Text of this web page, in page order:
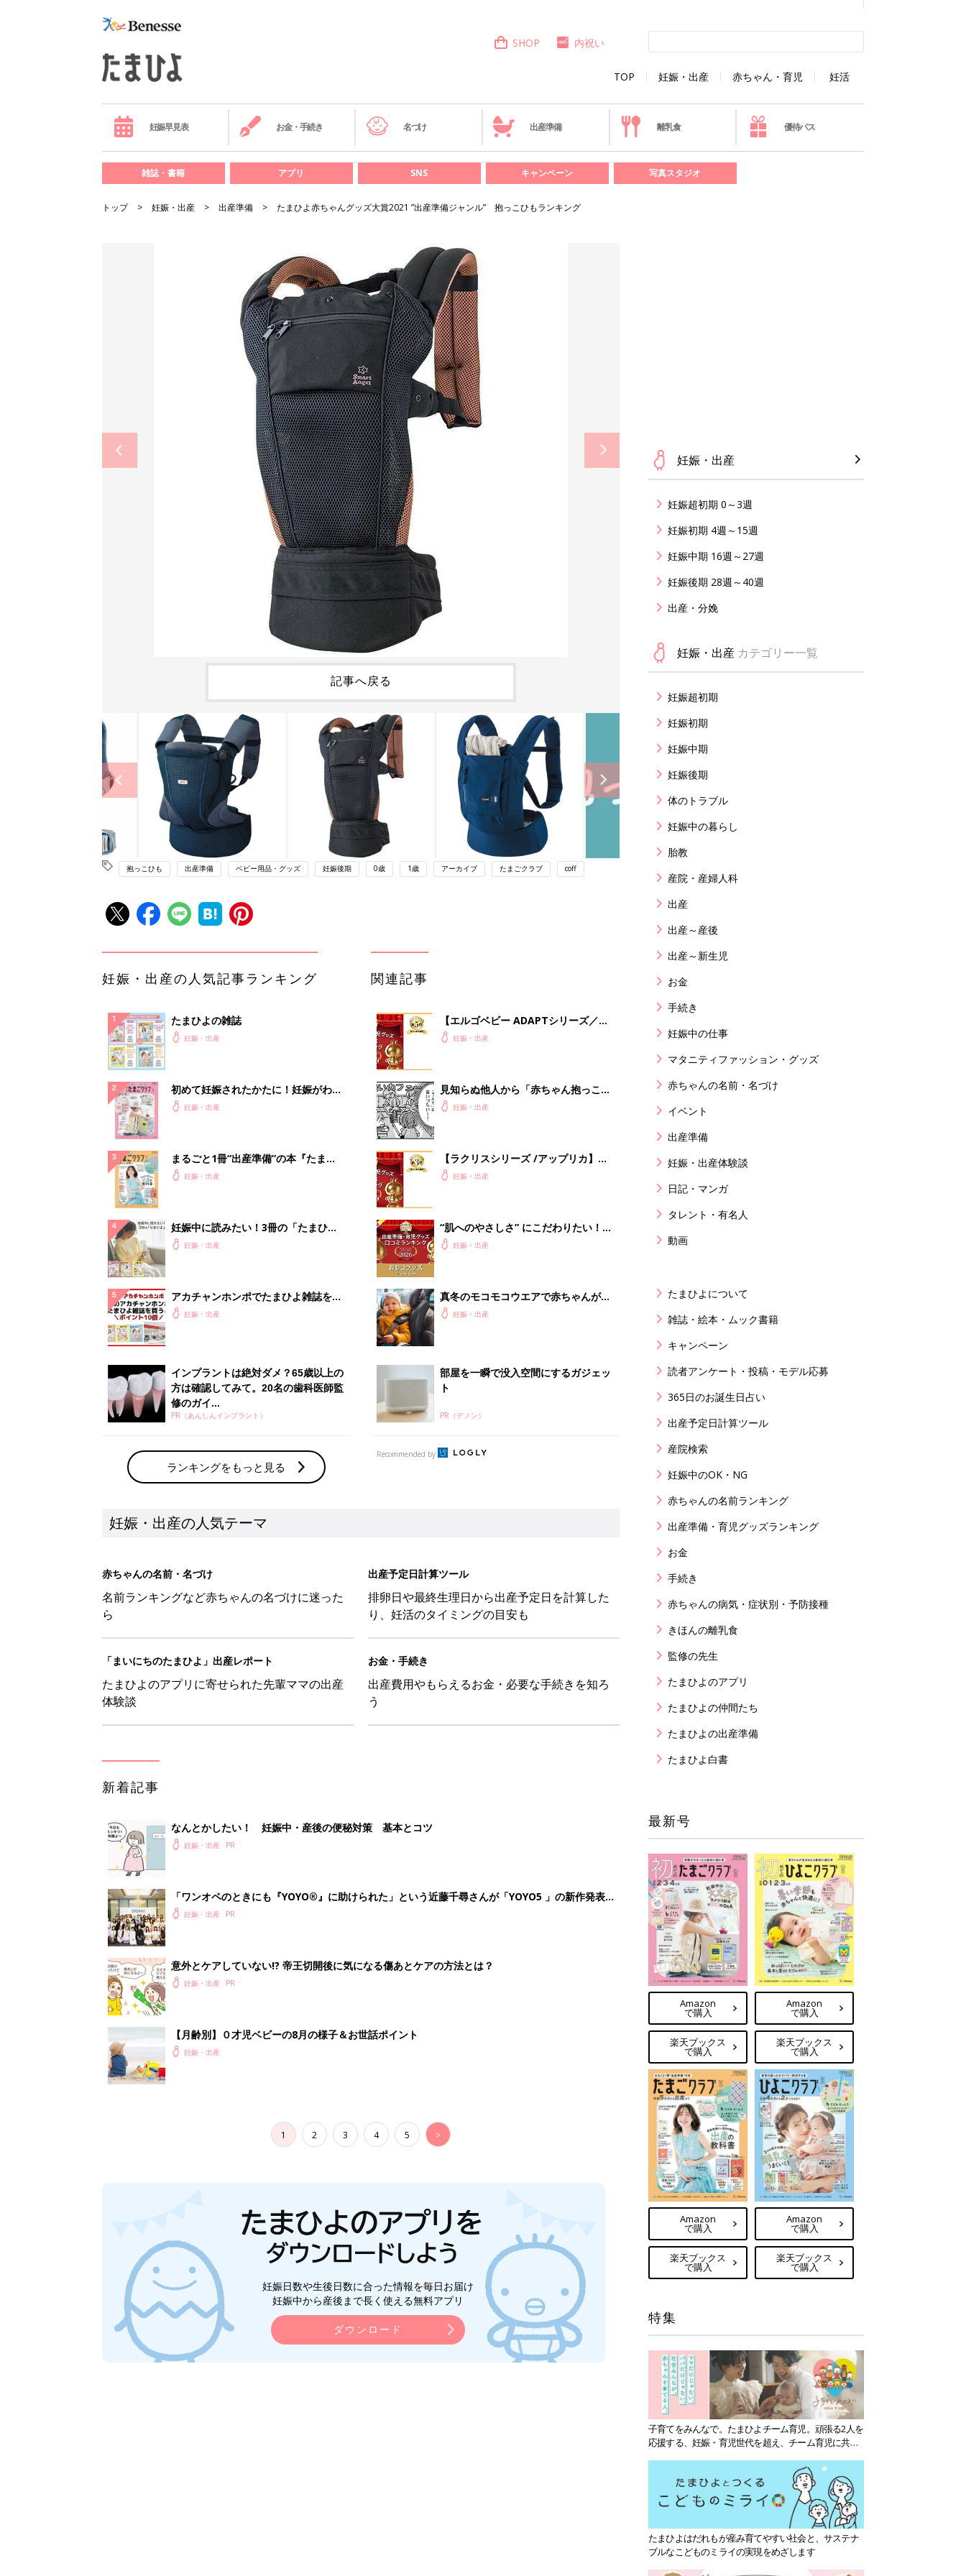
TOP 妊娠・出産 赤ちゃん・育児 妊活
SHOP 内祝い
妊娠早見表 お金・手続き 名づけ 出産準備 離乳食 優待パス
雑誌・書籍 アプリ SNS キャンペーン 写真スタジオ
トップ 妊娠・出産 出産準備 たまひよ赤ちゃんグッズ大賞2021 ”出産準備ジャンル” 抱っこひもランキング
記事へ戻る
抱っこひも 出産準備 ベビー用品・グッズ 妊娠後期 0歳 1歳 アーカイブ たまごクラブ coff
妊娠・出産の人気記事ランキング
たまひよの雑誌
妊娠・出産
初めて妊娠されたかたに！妊娠がわか
ったら最初に読む本『初めてのたまご
妊娠・出産
まるごと1冊“出産準備”の本『たまご
クラブ 夏号』〈スペシャル大特集〉
妊娠・出産
妊娠中に読みたい！3冊の「たまひ
よ」妊娠・出産
アカチャンホンポでたまひよ雑誌を買
うとポイント10倍【期間限定】
妊娠・出産
インプラントは絶対ダメ？65歳以上の
方は確認してみて。20名の歯科医師監
修のガイ...
PR（あんしんインプラント）
ランキングをもっと見る
関連記事
【エルゴベビー ADAPTシリーズ／
Ergobaby（ダッドウェイ）】 抱っ
妊娠・出産
見知らぬ他人から「赤ちゃん抱っこさ
せて〜」と言われたら、どうしたらい
妊娠・出産
【ラクリスシリーズ /アップリカ】
抱っこひも人気口コミランキング（体
妊娠・出産
“肌へのやさしさ” にこだわりたい！
ママ・パパが選ぶおむつグッズ8選
妊娠・出産
真冬のモコモコウエアで赤ちゃんが救
急搬送･･･!?ダウン着用でのチャイル
妊娠・出産
部屋を一瞬で没入空間にするガジェッ
ト
PR（デノン）
Recommended by
妊娠・出産の人気テーマ
赤ちゃんの名前・名づけ
名前ランキングなど赤ちゃんの名づけに迷った
ら
出産予定日計算ツール
排卵日や最終生理日から出産予定日を計算した
り、妊活のタイミングの目安も
「まいにちのたまひよ」出産レポート
たまひよのアプリに寄せられた先輩ママの出産
体験談
お金・手続き
出産費用やもらえるお金・必要な手続きを知ろ
う
新着記事
なんとかしたい！ 妊娠中・産後の便秘対策 基本とコツ
妊娠・出産
「ワンオペのときにも『YOYO®』に助けられた」という近藤千尋さんが「YOYO5 」の新作発表
会に登場。「YOYO®」を愛用し続けている魅力とは!?
妊娠・出産
意外とケアしていない!? 帝王切開後に気になる傷あとケアの方法とは？
妊娠・出産
【月齢別】０才児ベビーの8月の様子＆お世話ポイント
妊娠・出産
1 2 3 4 5 >
妊娠日数や生後日数に合った情報を毎日お届け
妊娠中から産後まで長く使える無料アプリ
ダウンロード
妊娠・出産
妊娠超初期 0～3週
妊娠初期 4週～15週
妊娠中期 16週～27週
妊娠後期 28週～40週
出産・分娩
妊娠・出産 カテゴリー一覧
妊娠超初期
妊娠初期
妊娠中期
妊娠後期
体のトラブル
妊娠中の暮らし
胎教
産院・産婦人科
出産
出産～産後
出産～新生児
お金
手続き
妊娠中の仕事
マタニティファッション・グッズ
赤ちゃんの名前・名づけ
イベント
出産準備
妊娠・出産体験談
日記・マンガ
タレント・有名人
動画
たまひよについて
雑誌・絵本・ムック書籍
キャンペーン
読者アンケート・投稿・モデル応募
365日のお誕生日占い
出産予定日計算ツール
産院検索
妊娠中のOK・NG
赤ちゃんの名前ランキング
出産準備・育児グッズランキング
お金
手続き
赤ちゃんの病気・症状別・予防接種
きほんの離乳食
監修の先生
たまひよのアプリ
たまひよの仲間たち
たまひよの出産準備
たまひよ白書
最新号
Amazon
で購入
楽天ブックス
で購入
Amazon
で購入
楽天ブックス
で購入
Amazon
で購入
楽天ブックス
で購入
Amazon
で購入
楽天ブックス
で購入
特集
子育てをみんなで。たまひよチーム育児。頑張る2人を
応援する、妊娠・育児世代を超え、チーム育児に共感
たまひよはだれもが産み育てやすい社会と、サステナ
ブルなこどものミライの実現をめざします